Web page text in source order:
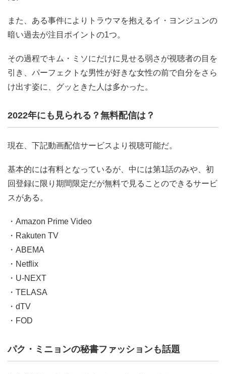
また、ある事件によりトラウマを抱えるイ・ヨンジュンの
暗い過去が注目ポイントの1つ。
その過程でキム・ミソにだけに見せる弱さが視聴者の目を
引き、パーフェクトな男性が好きな女性の前で自分をさら
け出す姿に、グッときた人は多かった。
2022年にも見られる？無料配信は？
現在、下記動画配信サービスより視聴可能だ。
基本的には有料となっているが、中には第1話のみや、初
回登録に限り期間限定だが無料で見ることのできるサービ
スがある。
・Amazon Prime Video
・Rakuten TV
・ABEMA
・Netflix
・U-NEXT
・TELASA
・dTV
・FOD
パク・ミニョンの秘書ファッションも話題